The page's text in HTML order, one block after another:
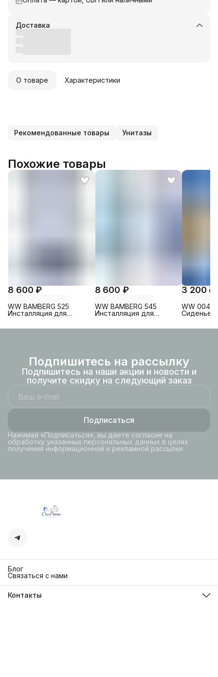
Доставка
О товаре Характеристики
Рекомендованные товары Унитазы
Похожие товары
8 600 ₽
WW BAMBERG 525
Инсталляция для
8 600 ₽
WW BAMBERG 545
Инсталляция для
3 200 ₽
WW 004
Сиденье
Подпишитесь на рассылку
Подпишитесь на наши акции и новости и
получите скидку на следующий заказ
Подписаться
Нажимая «Подписаться», вы даете согласие на
обработку указанных персональных данных в целях
получения информационной и рекламной рассылки
Блог
Связаться с нами
Контакты